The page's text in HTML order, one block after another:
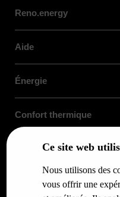
Ce site web
Nous utilisons des
vous offrir une
Reno.energy
Aide
Énergie
Confort thermique
Enveloppe du bâtiment
Services